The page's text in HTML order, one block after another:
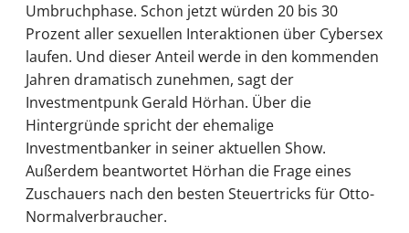
Umbruchphase. Schon jetzt würden 20 bis 30
Prozent aller sexuellen Interaktionen über Cybersex
laufen. Und dieser Anteil werde in den kommenden
Jahren dramatisch zunehmen, sagt der
Investmentpunk Gerald Hörhan. Über die
Hintergründe spricht der ehemalige
Investmentbanker in seiner aktuellen Show.
Außerdem beantwortet Hörhan die Frage eines
Zuschauers nach den besten Steuertricks für Otto-
Normalverbraucher.